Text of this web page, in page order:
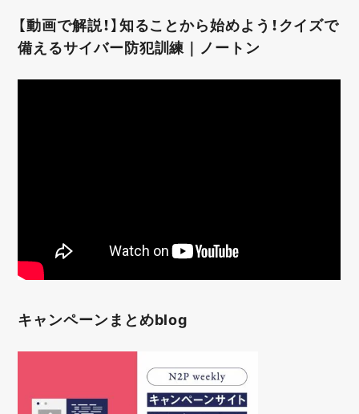
【動画で解説！】知ることから始めよう！クイズで
備えるサイバー防犯訓練｜ノートン
キャンペーンまとめblog